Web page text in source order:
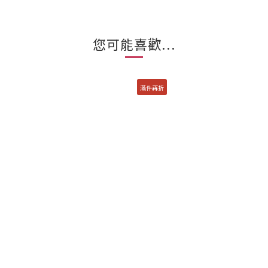
您可能喜歡...
滿件再折